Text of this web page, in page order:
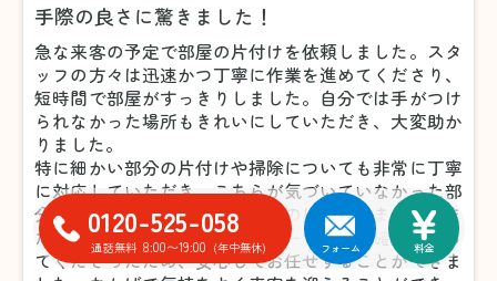
手際の良さに驚きました！
急な来客の予定で部屋の片付けを依頼しました。スタ
ッフの方々は迅速かつ丁寧に作業を進めてくださり、
短時間で部屋がすっきりしました。自分では手がつけ
られなかった場所もきれいにしていただき、大変助か
りました。
特に細かい部分の片付けや掃除についても非常に丁寧
に対応していただき、こちらが気づいていなかった部
分まできれいにしてくださったのには驚きました。ま
た、不要品の仕分けについても一つひとつ確認を取っ
てくださったため、安心してお任せすることができま
0120-525-058
通話無料 8:00〜19:00 (年中無休) フォーム 料金